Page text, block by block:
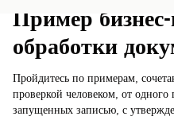
Пример
обработки
Пройдитесь по примерам,
проверкой человеком, от одного
запущенных записью, с